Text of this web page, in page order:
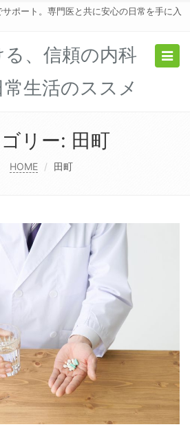
ポート。専門医と共に安心の日常を手に入
、信頼の内科
生活のススメ
リー: 田町
HOME 田町